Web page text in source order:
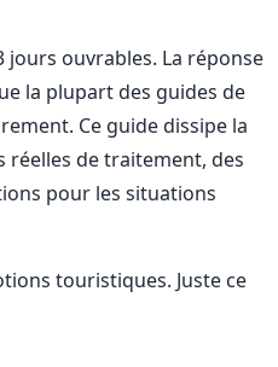
jours ouvrables. La réponse
la plupart des guides de
Ce guide dissipe la
réelles de traitement, des
pour les situations
touristiques. Juste ce